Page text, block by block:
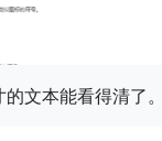
文本能看得清了